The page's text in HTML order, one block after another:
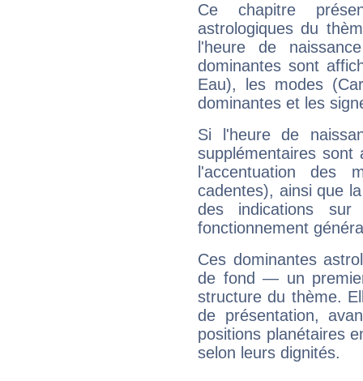
Ce chapitre
astrologiques du
l'heure de
dominantes sont
Eau), les modes
dominantes et les
Si l'heure de
supplémentaires sont
l'accentuation des
cadentes), ainsi que
des indications sur
fonctionnement
Ces dominantes
de fond — un
structure du thème.
de présentation,
positions planétaires
selon leurs dignités.